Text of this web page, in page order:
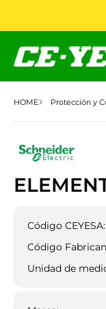
Protección y
Código CEYESA:
Código
Unidad de